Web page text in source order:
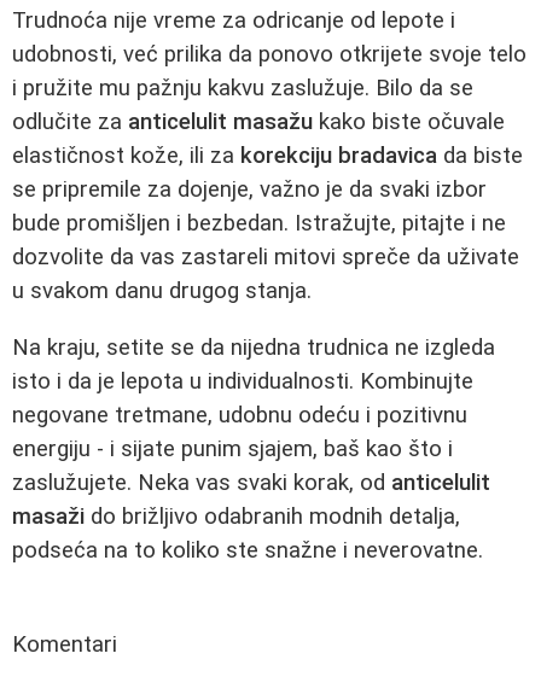
Trudnoća nije vreme za odricanje od lepote i
udobnosti, već prilika da ponovo otkrijete svoje telo
i pružite mu pažnju kakvu zaslužuje. Bilo da se
odlučite za anticelulit masažu kako biste očuvale
elastičnost kože, ili za korekciju bradavica da biste
se pripremile za dojenje, važno je da svaki izbor
bude promišljen i bezbedan. Istražujte, pitajte i ne
dozvolite da vas zastareli mitovi spreče da uživate
u svakom danu drugog stanja.
Na kraju, setite se da nijedna trudnica ne izgleda
isto i da je lepota u individualnosti. Kombinujte
negovane tretmane, udobnu odeću i pozitivnu
energiju - i sijate punim sjajem, baš kao što i
zaslužujete. Neka vas svaki korak, od anticelulit
masaži do brižljivo odabranih modnih detalja,
podseća na to koliko ste snažne i neverovatne.
Komentari